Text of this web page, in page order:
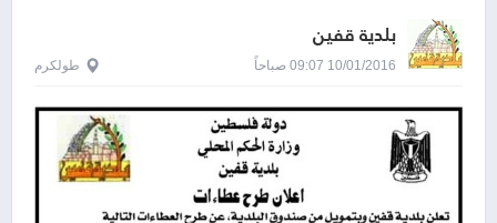
بلدية قفين
10/01/2016 09:07 صباحاً طولكرم